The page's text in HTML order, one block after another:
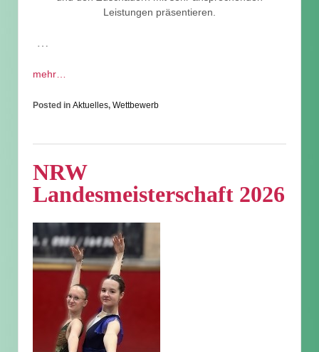
Leistungen präsentieren.
…
mehr…
Posted in Aktuelles, Wettbewerb
NRW
Landesmeisterschaft 2026